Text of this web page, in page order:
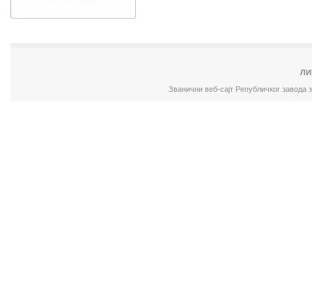
Званични веб-сајт Републичког